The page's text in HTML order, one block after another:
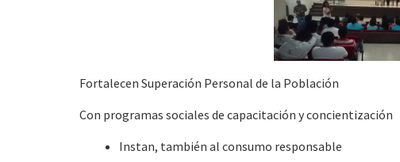
Fortalecen Superación Personal de la Población
Con programas sociales de capacitación y concientización
Instan, también al consumo responsable